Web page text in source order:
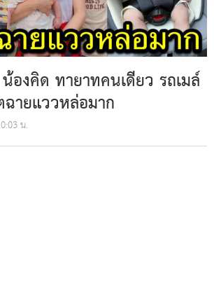
องคิด ทายาทคนเดียว รถเมล์
ฉายแววหล่อมาก
น.